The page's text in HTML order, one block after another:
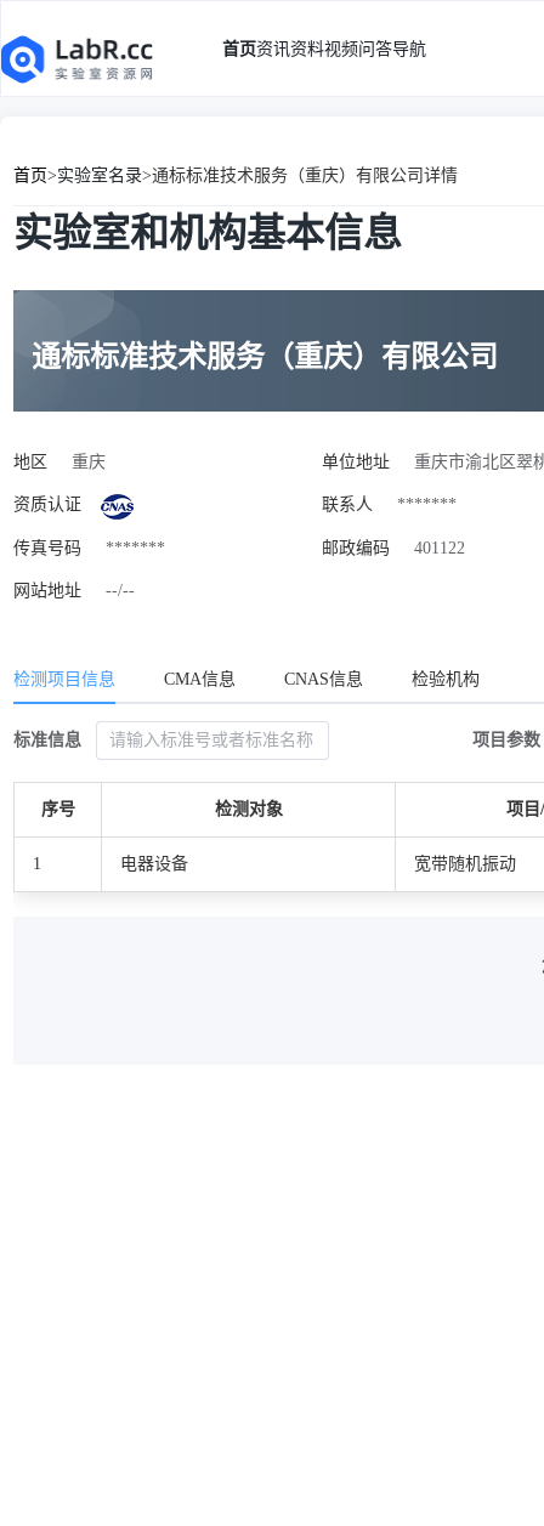
首页资讯资料视频问答导航
首页>实验室名录>通标标准技术服务（重庆）有限公司详情
实验室和机构基本信息
通标标准技术服务（重庆）有限公司
地区 重庆 单位地址 重庆市渝北区翠
资质认证 联系人 *******
传真号码 ******* 邮政编码 401122
网站地址 --/--
检测项目信息 CMA信息 CNAS信息 检验机构
标准信息 项目参数
序号 检测对象 项目
1 电器设备 宽带随机振动